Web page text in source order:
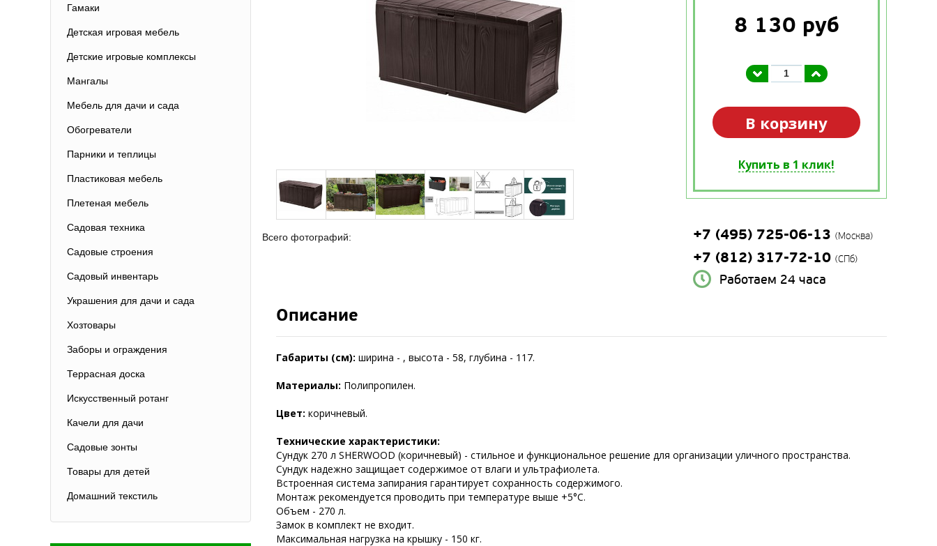
Гамаки
Детская игровая мебель
Детские игровые комплексы
Мангалы
Мебель для дачи и сада
Обогреватели
Парники и теплицы
Пластиковая мебель
Плетеная мебель
Садовая техника
Садовые строения
Садовый инвентарь
Украшения для дачи и сада
Хозтовары
Заборы и ограждения
Террасная доска
Искусственный ротанг
Качели для дачи
Садовые зонты
Товары для детей
Домашний текстиль
Всего фотографий:
8 130 руб
В корзину
Купить в 1 клик!
+7 (495) 725-06-13 (Москва)
+7 (812) 317-72-10 (СПб)
Работаем 24 часа
Описание
Габариты (см): ширина - , высота - 58, глубина - 117.
Материалы: Полипропилен.
Цвет: коричневый.
Технические характеристики:
Сундук 270 л SHERWOOD (коричневый) - стильное и функциональное решение для организации уличного пространства.
Сундук надежно защищает содержимое от влаги и ультрафиолета.
Встроенная система запирания гарантирует сохранность содержимого.
Монтаж рекомендуется проводить при температуре выше +5°C.
Объем - 270 л.
Замок в комплект не входит.
Максимальная нагрузка на крышку - 150 кг.